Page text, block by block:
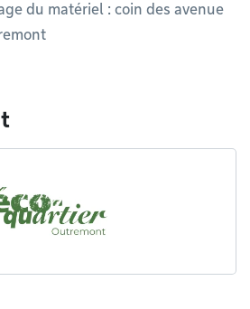
du matériel : coin des avenue